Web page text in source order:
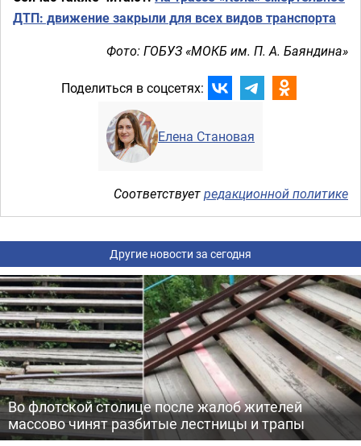
ДТП: движение закрыли для всех видов транспорта
Фото: ГОБУЗ «МОКБ им. П. А. Баяндина»
Поделиться в соцсетях:
Елена Становая
Соответствуетредакционной политике
Другие новости за сегодня
Во флотской столице после жалоб жителей
массово чинят разбитые лестницы и трапы